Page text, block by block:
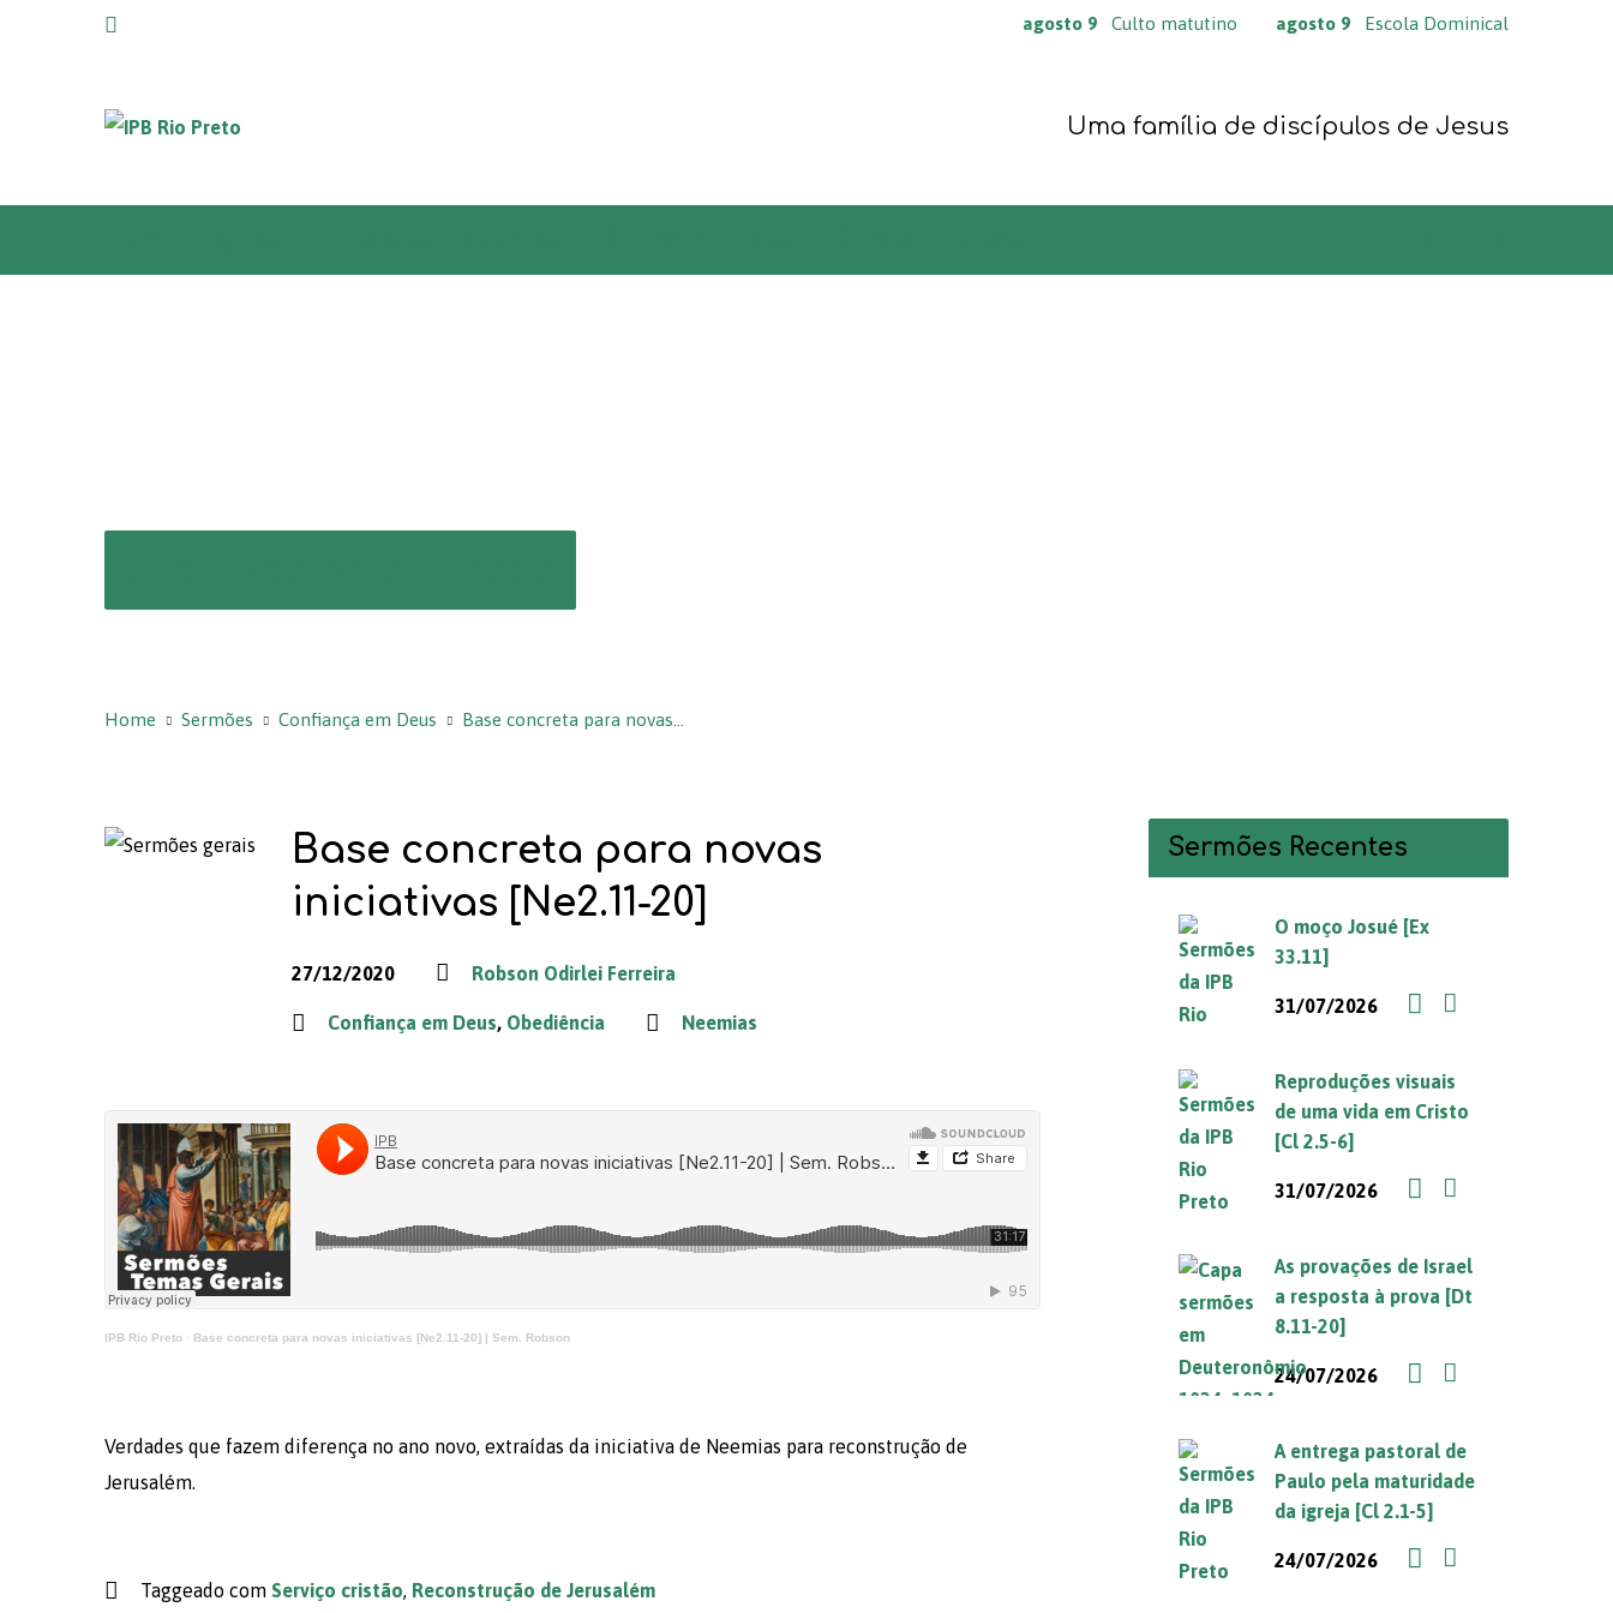
agosto 9 Culto matutino agosto 9 Escola Dominical
Uma família de discípulos de Jesus
Home Sermões Confiança em Deus Base concreta para novas…
Base concreta para novas
iniciativas [Ne2.11-20]
27/12/2020 Robson Odirlei Ferreira
Confiança em Deus, Obediência Neemias
IPB Rio Preto · Base concreta para novas iniciativas [Ne2.11-20] | Sem. Robson
Verdades que fazem diferença no ano novo, extraídas da iniciativa de Neemias para reconstrução de
Jerusalém.
Taggeado com Serviço cristão, Reconstrução de Jerusalém
Sermões Recentes
O moço Josué [Ex
33.11]
31/07/2026
Reproduções visuais
de uma vida em Cristo
[Cl 2.5-6]
31/07/2026
As provações de Israel
a resposta à prova [Dt
8.11-20]
24/07/2026
A entrega pastoral de
Paulo pela maturidade
da igreja [Cl 2.1-5]
24/07/2026